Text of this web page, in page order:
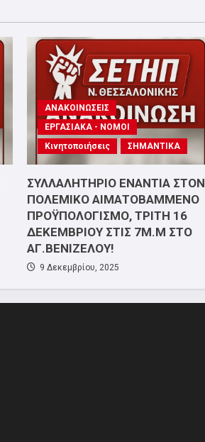
ΑΝΑΚΟΙΝΩΣΕΙΣ
ΕΡΓΑΣΙΑΚΑ - ΝΟΜΟΙ
Κινητοποιήσεις
ΣΗΜΑΝΤΙΚΑ
ΣΥΛΛΑΛΗΤΗΡΙΟ ΕΝΑΝΤΙΑ ΣΤΟΝ
ΠΟΛΕΜΙΚΟ ΑΙΜΑΤΟΒΑΜΜΕΝΟ
ΠΡΟΫΠΟΛΟΓΙΣΜΟ, ΤΡΙΤΗ 16
ΔΕΚΕΜΒΡΙΟΥ ΣΤΙΣ 7Μ.Μ ΣΤΟ
ΑΓ.ΒΕΝΙΖΕΛΟΥ!
9 Δεκεμβρίου, 2025